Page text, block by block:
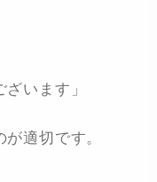
います」
適切です。